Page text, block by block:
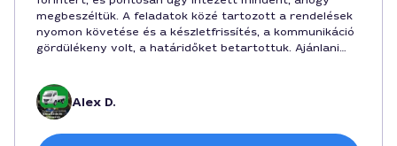
megbeszéltük. A feladatok közé tartozott a rendelések
nyomon követése és a készletfrissítés, a kommunikáció
gördülékeny volt, a határidőket betartottuk. Ajánlani
Alex D.